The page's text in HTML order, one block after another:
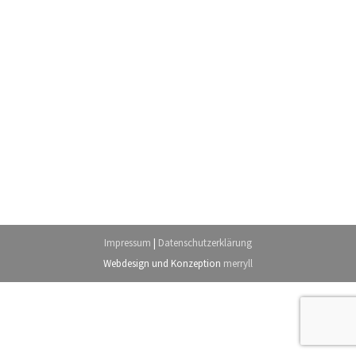
Impressum | Datenschutzerklärung
Webdesign und Konzeption merryll